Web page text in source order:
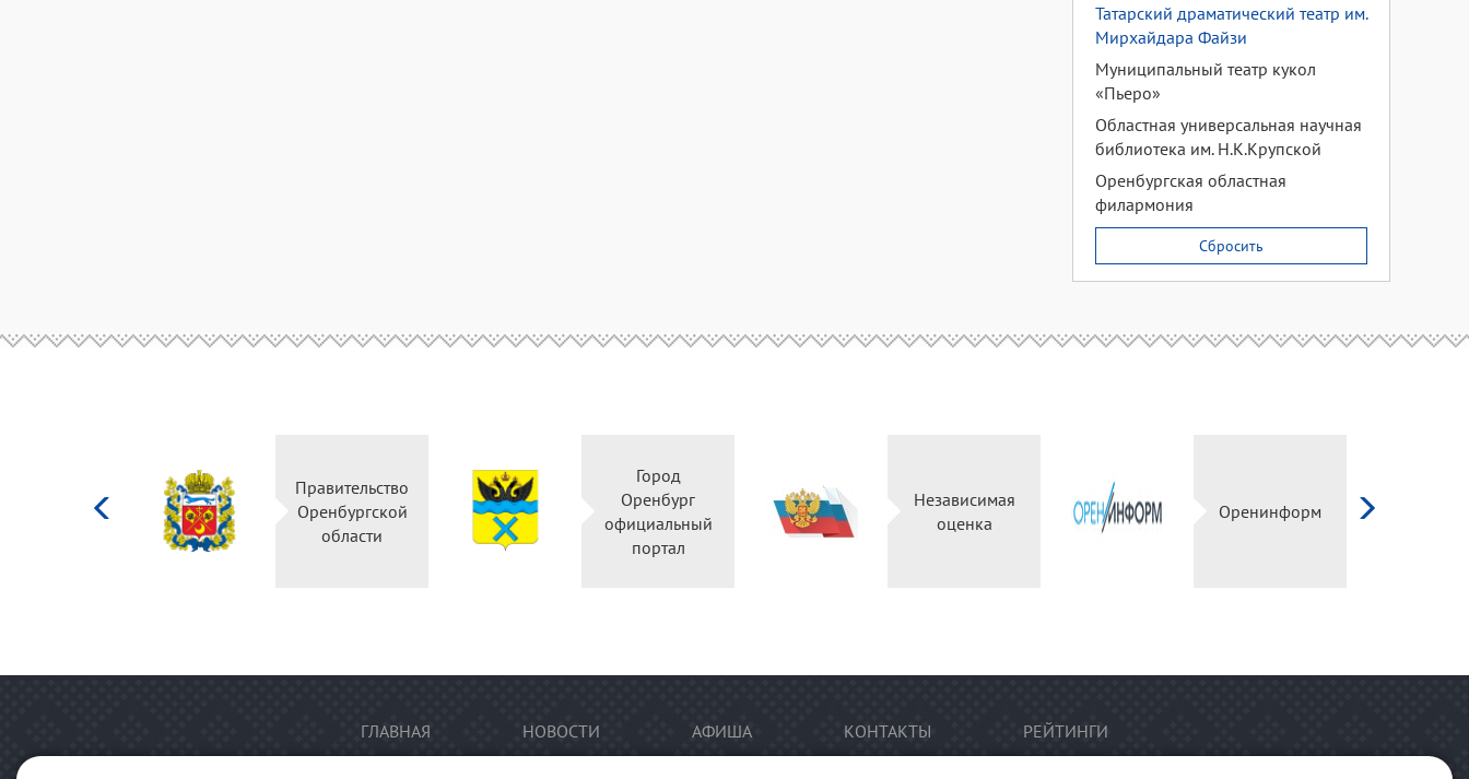
Татарский драматический театр им.
Мирхайдара Файзи
Муниципальный театр кукол
«Пьеро»
Областная универсальная научная
библиотека им. Н.К.Крупской
Оренбургская областная
филармония
Сбросить
Правительство
Оренбургской
области
Город
Оренбург
официальный
портал
Независимая
оценка
Оренинформ
ГЛАВНАЯ НОВОСТИ АФИША КОНТАКТЫ РЕЙТИНГИ